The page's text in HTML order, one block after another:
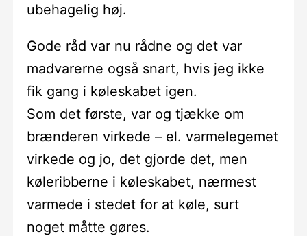
ubehagelig høj.
Gode råd var nu rådne og det var
madvarerne også snart, hvis jeg ikke
fik gang i køleskabet igen.
Som det første, var og tjække om
brænderen virkede – el. varmelegemet
virkede og jo, det gjorde det, men
køleribberne i køleskabet, nærmest
varmede i stedet for at køle, surt
noget måtte gøres.